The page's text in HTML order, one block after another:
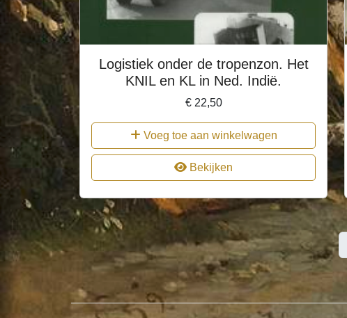
Logistiek onder de tropenzon. Het
KNIL en KL in Ned. Indië.
€22,50
Voeg toe aan winkelwagen
Bekijken